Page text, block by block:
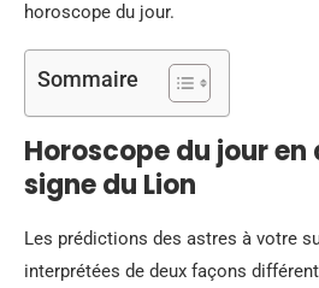
horoscope du jour.
Sommaire
Horoscope du jour
signe du Lion
Les prédictions des astres à votre
interprétées de deux façons